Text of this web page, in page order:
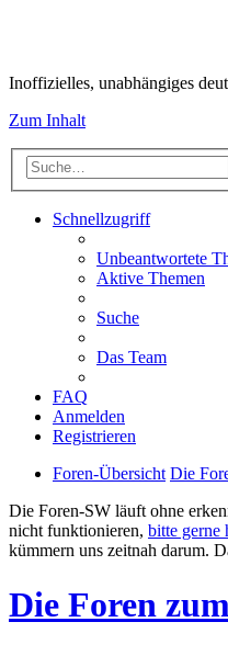
Inoffizielles, unabhängiges
Zum Inhalt
Schnellzugriff
Unbeantwortete
Aktive Themen
Suche
Das Team
FAQ
Anmelden
Registrieren
Foren-Übersicht Die
Die Foren-SW läuft ohne
nicht funktionieren, bitte gerne
kümmern uns zeitnah darum.
Die Foren